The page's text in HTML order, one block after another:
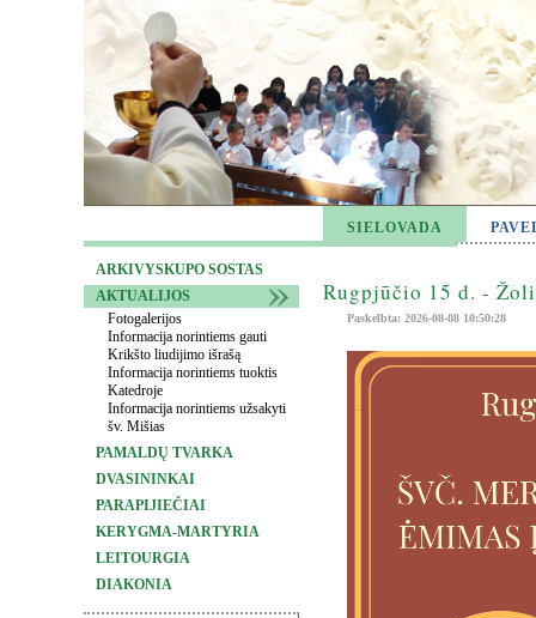
SIELOVADA
ARKIVYSKUPO SOSTAS
AKTUALIJOS
Fotogalerijos
Informacija norintiems gauti
Krikšto liudijimo išrašą
Informacija norintiems tuoktis
Katedroje
Informacija norintiems užsakyti
šv. Mišias
PAMALDŲ TVARKA
DVASININKAI
PARAPIJIEČIAI
KERYGMA-MARTYRIA
LEITOURGIA
DIAKONIA
Rugpjūčio 15 d. -
Paskelbta: 2026-08-08 10:50:28